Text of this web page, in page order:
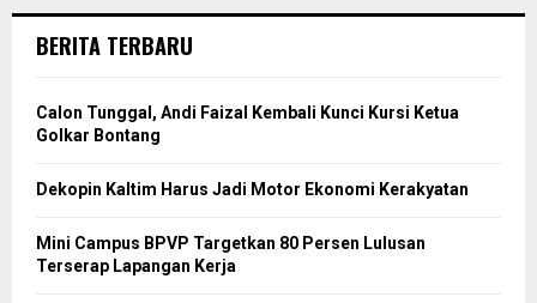
BERITA TERBARU
Calon Tunggal, Andi Faizal Kembali Kunci Kursi Ketua
Golkar Bontang
Dekopin Kaltim Harus Jadi Motor Ekonomi Kerakyatan
Mini Campus BPVP Targetkan 80 Persen Lulusan
Terserap Lapangan Kerja